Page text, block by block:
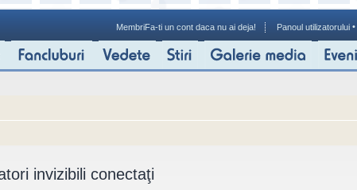
MembriFa-ti un cont daca nu ai deja! Panoul utilizatorului •
invizibili conectaţi